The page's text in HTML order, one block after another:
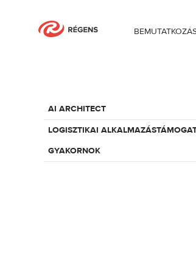
Logisztikai
AI ARCHITECT
LOGISZTIKAI
GYAKORNOK